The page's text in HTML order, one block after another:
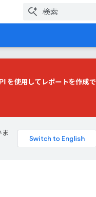
を使用してレポートを作成で